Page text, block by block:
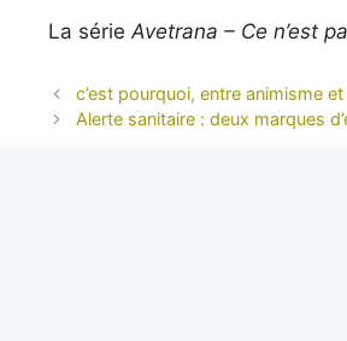
La série Avetrana – Ce n’est
c’est pourquoi, entre animisme
Alerte sanitaire : deux marques